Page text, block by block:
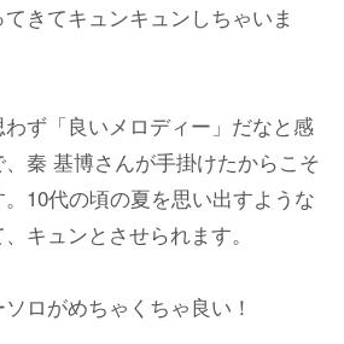
きてキュンキュンしちゃいま
わず「良いメロディー」だなと感
秦 基博さんが手掛けたからこそ
10代の頃の夏を思い出すような
キュンとさせられます。
ロがめちゃくちゃ良い！